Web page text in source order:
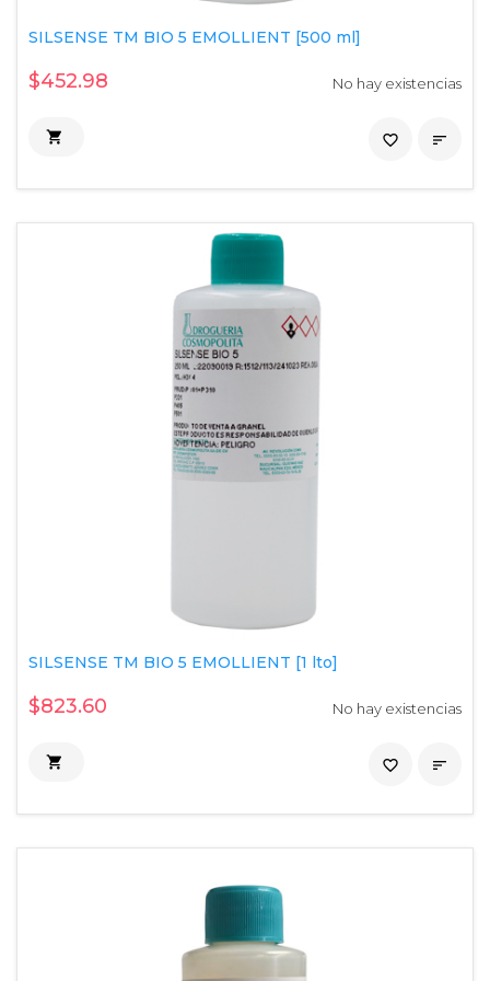
SILSENSE TM BIO 5 EMOLLIENT [500 ml]
$452.98 No hay existencias
 
favorite_border
SILSENSE TM BIO 5 EMOLLIENT [1 lto]
$823.60 No hay existencias
 
favorite_border